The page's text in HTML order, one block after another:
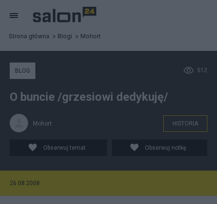
Strona główna Blogi Mohort
512
BLOG
O buncie /grzesiowi dedykuję/
Mohort HISTORIA
Obserwuj temat Obserwuj notkę
26.08.2008